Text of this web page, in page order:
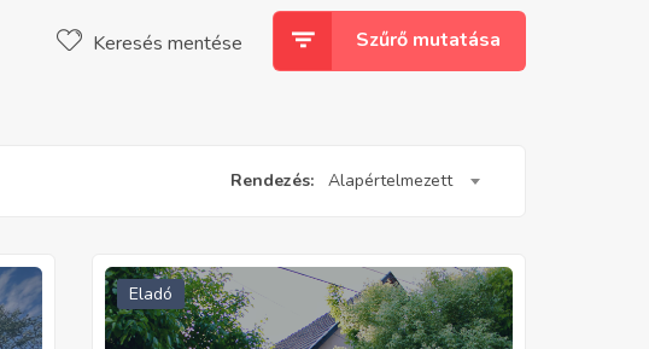
Keresés mentése Szűrő mutatása
Rendezés: Alapértelmezett
Eladó